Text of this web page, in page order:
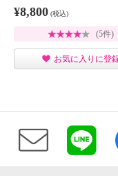
¥8,800 (税込)
(5件)
お気に入りに登